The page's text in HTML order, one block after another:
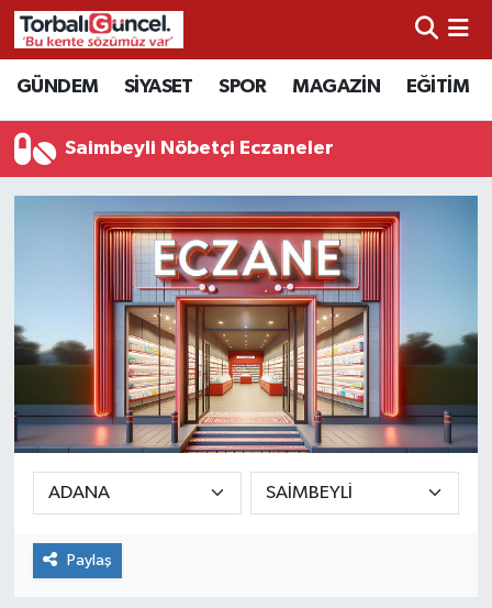
GÜNDEM SİYASET SPOR MAGAZİN EĞİTİM
Saimbeyli Nöbetçi Eczaneler
Paylaş
İzmir Nöbetçi Eczaneler
İzmir Hava Durumu
İzmir Namaz Vakitleri
İzmir Trafik Yoğunluk Haritası
Süper Lig Puan Durumu ve Fikstür
Tüm Manşetler
Son Dakika Haberleri
Haber Arşivi